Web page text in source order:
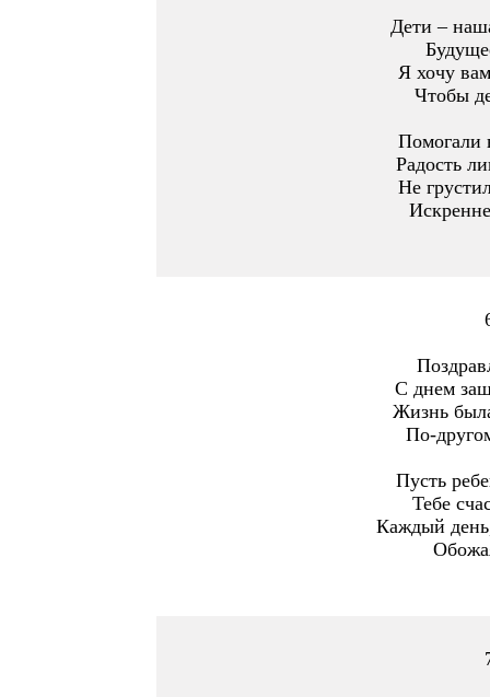
Дети –
Я хочу
Чтобы
Помогали
Радость
Не
С днем
Жизнь
По-
Пусть
Тебе
Каждый